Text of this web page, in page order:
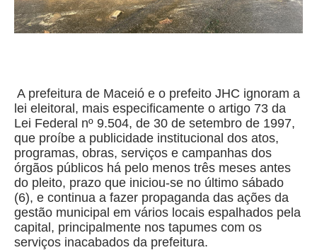
A prefeitura de Maceió e o prefeito JHC ignoram a
lei eleitoral, mais especificamente o artigo 73 da
Lei Federal nº 9.504, de 30 de setembro de 1997,
que proíbe a publicidade institucional dos atos,
programas, obras, serviços e campanhas dos
órgãos públicos há pelo menos três meses antes
do pleito, prazo que iniciou-se no último sábado
(6), e continua a fazer propaganda das ações da
gestão municipal em vários locais espalhados pela
capital, principalmente nos tapumes com os
serviços inacabados da prefeitura.